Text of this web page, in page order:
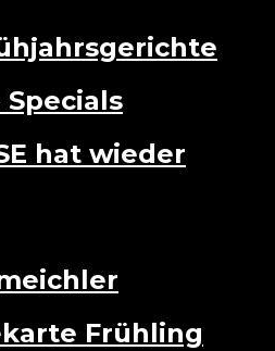
hat wieder
Frühling